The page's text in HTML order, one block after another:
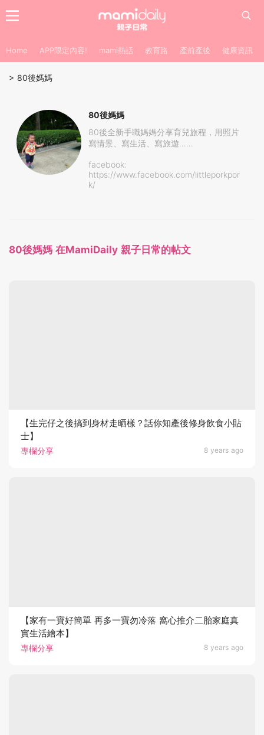
Home APP限定內容! mami熱話 教育路 產前產後 健康資訊
> 80後媽媽
80後媽媽
80後全新手職媽媽分享育兒旅程，用照片
寫情景、寫生活、寫旅遊……
facebook:
https://www.facebook.com/littleporkpor
k/
80後媽媽 在MamiDaily 親子日常的帖文
專欄分享 8 years ago
【生完仔之後搞到身材走晒樣？話你知產後修身飲食小貼
士】
專欄分享 8 years ago
【家有一寶好簡單 再多一寶勿冷落 窩心推介二胎家庭真
實生活繪本】